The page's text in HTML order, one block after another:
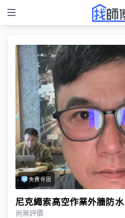
免費保固
尼克繩索高空作業外牆防水
尚無評價